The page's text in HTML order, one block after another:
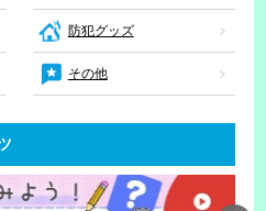
防犯グッズ
その他